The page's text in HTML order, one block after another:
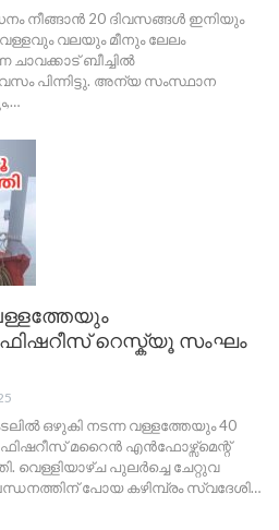
നീങ്ങാൻ 20 ദിവസങ്ങൾ ഇനിയും
വള്ളവും വലയും മീനും ലേലം
ചാവക്കാട് ബീച്ചിൽ
പിന്നിട്ടു. അന്യ സംസ്ഥാന
…
ഫിഷറീസ് റെസ്ക്യൂ സംഘം
ഒഴുകി നടന്ന വള്ളത്തേയും 40
മറൈൻ എൻഫോഴ്സ്മെന്റ്
വെള്ളിയാഴ്ച പുലർച്ചെ ചേറ്റുവ
പോയ കഴിമ്പ്രം സ്വദേശി…